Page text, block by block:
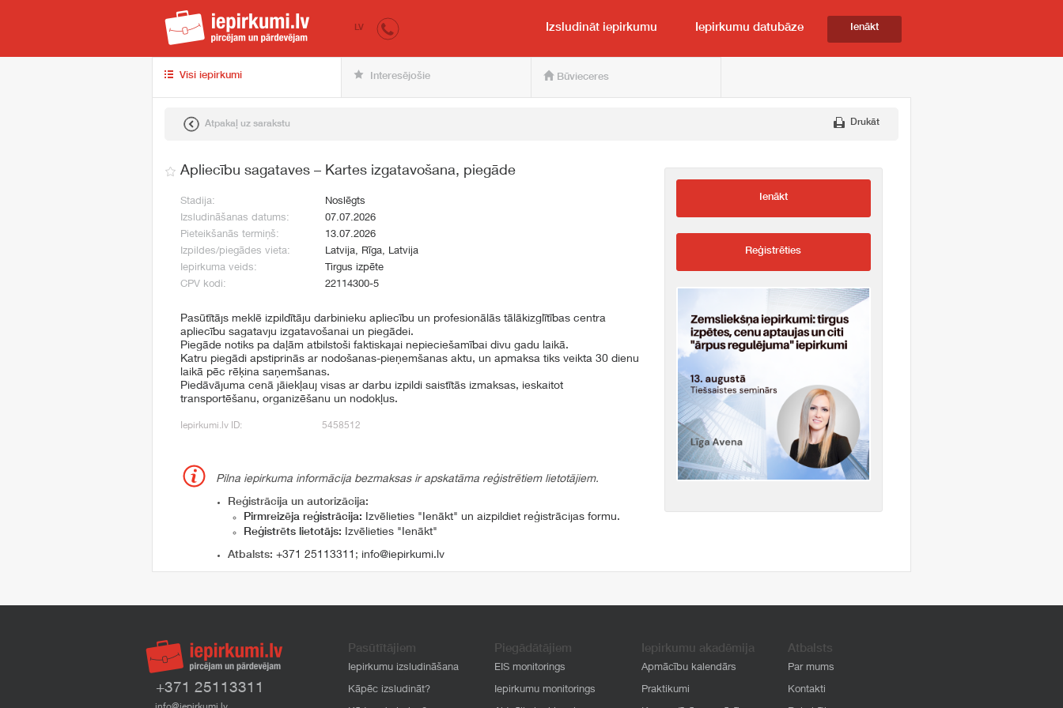
iepirkumi.lv pircējam un pārdevējam
LV Izsludināt iepirkumu Iepirkumu datubāze Ienākt
Visi iepirkumi Interesējošie Būvieceres
Atpakaļ uz sarakstu Drukāt
Apliecību sagataves – Kartes izgatavošana, piegāde
Stadija:
Noslēgts
Izsludināšanas datums:
07.07.2026
Pieteikšanās termiņš:
13.07.2026
Izpildes/piegādes vieta:
Latvija, Rīga, Latvija
Iepirkuma veids:
Tirgus izpēte
CPV kodi:
22114300-5
Pasūtītājs meklē izpildītāju darbinieku apliecību un profesionālās tālākizglītības centra
apliecību sagatavju izgatavošanai un piegādei.
Piegāde notiks pa daļām atbilstoši faktiskajai nepieciešamībai divu gadu laikā.
Katru piegādi apstiprinās ar nodošanas-pieņemšanas aktu, un apmaksa tiks veikta 30 dienu
laikā pēc rēķina saņemšanas.
Piedāvājuma cenā jāiekļauj visas ar darbu izpildi saistītās izmaksas, ieskaitot
transportēšanu, organizēšanu un nodokļus.
Iepirkumi.lv ID: 5458512
Pilna iepirkuma informācija bezmaksas ir apskatāma reģistrētiem lietotājiem.
Reģistrācija un autorizācija:
Pirmreizēja reģistrācija: Izvēlieties "Ienākt" un aizpildiet reģistrācijas formu.
Reģistrēts lietotājs: Izvēlieties "Ienākt"
Atbalsts: +371 25113311 ; info@iepirkumi.lv
Ienākt
Reģistrēties
+371 25113311
Pasūtītājiem
Iepirkumu izsludināšana
Kāpēc izsludināt?
Piegādātājiem
EIS monitorings
Iepirkumu monitorings
Iepirkumu akadēmija
Apmācību kalendārs
Praktikumi
Atbalsts
Par mums
Kontakti